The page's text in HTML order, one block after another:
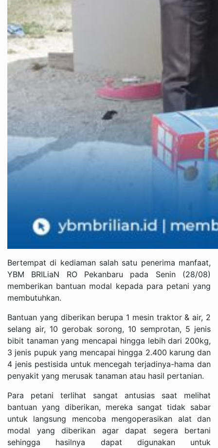
Bertempat di kediaman salah satu penerima manfaat,
YBM BRILiaN RO Pekanbaru pada Senin (28/08)
memberikan bantuan modal kepada para petani yang
membutuhkan.
Bantuan yang diberikan berupa 1 mesin traktor & air, 2
selang air, 10 gerobak sorong, 10 semprotan, 5 jenis
bibit tanaman yang mencapai hingga lebih dari 200kg,
3 jenis pupuk yang mencapai hingga 2.400 karung dan
4 jenis pestisida untuk mencegah terjadinya-hama dan
penyakit yang merusak tanaman atau hasil pertanian.
Para petani terlihat sangat antusias saat melihat
bantuan yang diberikan, mereka sangat tidak sabar
untuk langsung mencoba mengoperasikan alat dan
modal yang diberikan agar dapat segera bertani
sehingga hasilnya dapat digunakan untuk